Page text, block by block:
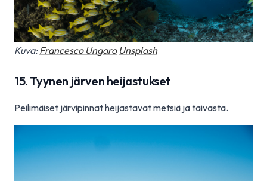
Kuva:Francesco Ungaro Unsplash
15. Tyynen järven heijastukset
Peilimäiset järvipinnat heijastavat metsiä ja taivasta.